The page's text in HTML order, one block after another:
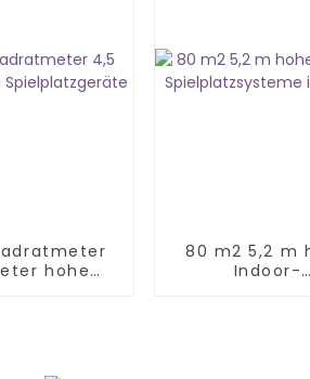
hohe
80 m2 5,2 m
Indoor-